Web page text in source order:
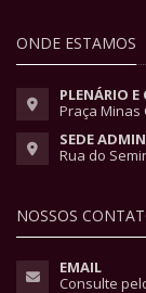
ONDE ESTAMOS
PLENÁRIO E
Praça Minas
SEDE
Rua do
NOSSOS
EMAIL
Consulte